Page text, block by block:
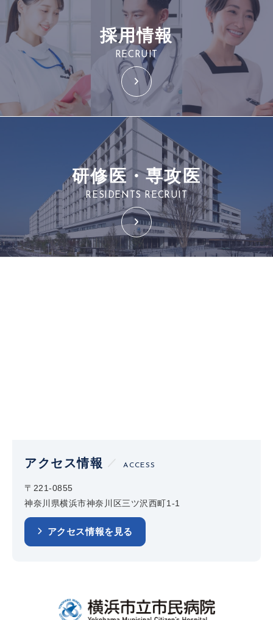
採用情報
RECRUIT
研修医・専攻医
RESIDENTS RECRUIT
アクセス情報 ACCESS
〒221-0855
神奈川県横浜市神奈川区三ツ沢西町1-1
アクセス情報を見る